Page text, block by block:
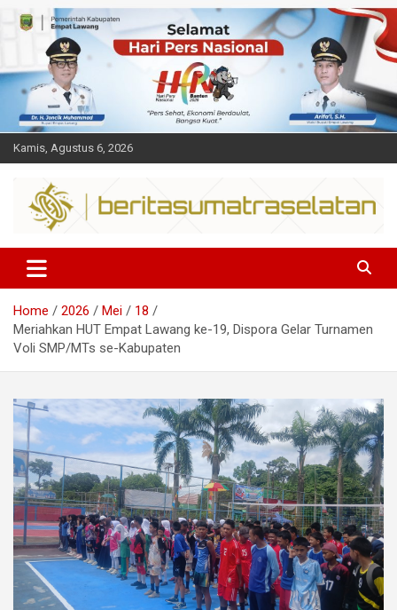
Kamis, Agustus 6, 2026
Sumsel
Home 2026 Mei
18
Meriahkan HUT Empat Lawang ke-19, Dispora Gelar Turnamen
Voli SMP/MTs se-Kabupaten